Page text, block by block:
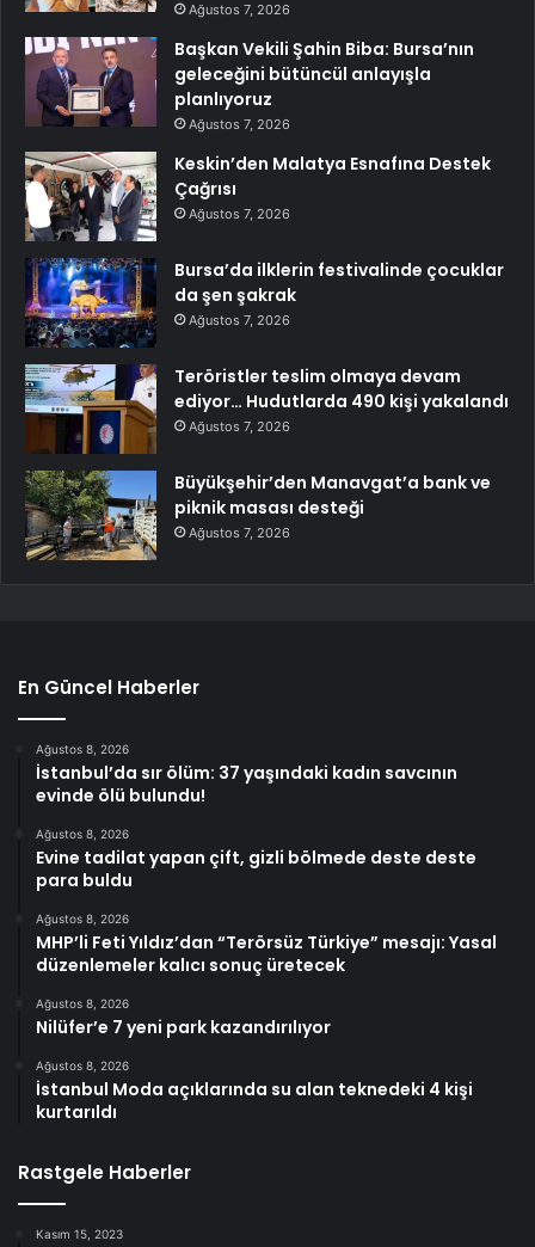
Ağustos 7, 2026
Başkan Vekili Şahin Biba: Bursa’nın
geleceğini bütüncül anlayışla
planlıyoruz
Ağustos 7, 2026
Keskin’den Malatya Esnafına Destek
Çağrısı
Ağustos 7, 2026
Bursa’da ilklerin festivalinde çocuklar
da şen şakrak
Ağustos 7, 2026
Teröristler teslim olmaya devam
ediyor… Hudutlarda 490 kişi yakalandı
Ağustos 7, 2026
Büyükşehir’den Manavgat’a bank ve
piknik masası desteği
Ağustos 7, 2026
En Güncel Haberler
Ağustos 8, 2026
İstanbul’da sır ölüm: 37 yaşındaki kadın savcının
evinde ölü bulundu!
Ağustos 8, 2026
Evine tadilat yapan çift, gizli bölmede deste deste
para buldu
Ağustos 8, 2026
MHP’li Feti Yıldız’dan “Terörsüz Türkiye” mesajı: Yasal
düzenlemeler kalıcı sonuç üretecek
Ağustos 8, 2026
Nilüfer’e 7 yeni park kazandırılıyor
Ağustos 8, 2026
İstanbul Moda açıklarında su alan teknedeki 4 kişi
kurtarıldı
Rastgele Haberler
Kasım 15, 2023